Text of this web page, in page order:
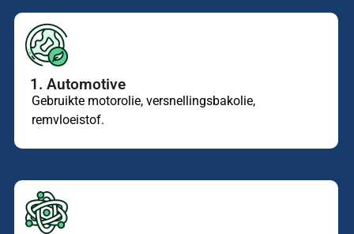
1. Automotive
Gebruikte motorolie, versnellingsbakolie,
remvloeistof.